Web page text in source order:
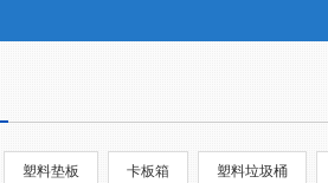
塑料垫板 卡板箱 塑料垃圾桶